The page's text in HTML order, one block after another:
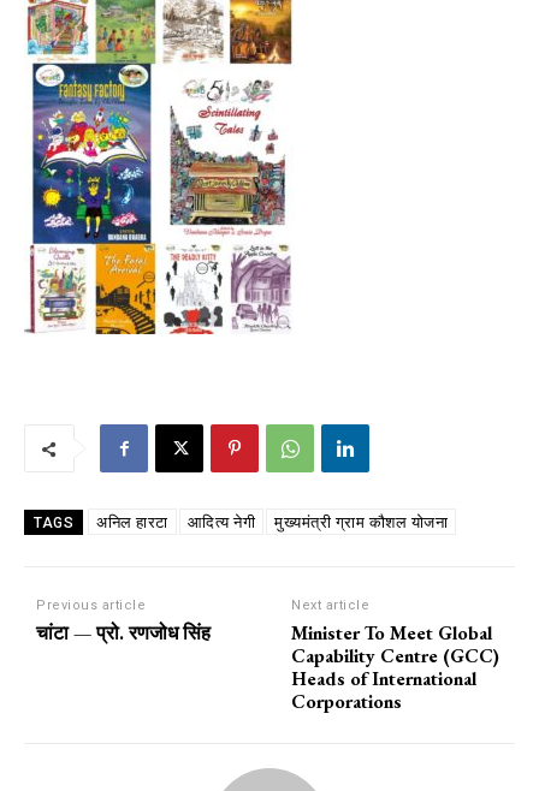
TAGS अनिल हारटा आदित्य नेगी मुख्यमंत्री ग्राम कौशल योजना
Previous article
चांटा — प्रो. रणजोध सिंह
Next article
Minister To Meet Global
Capability Centre (GCC)
Heads of International
Corporations